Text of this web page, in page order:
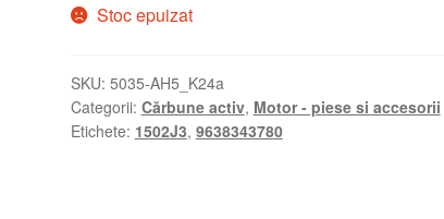
Stoc epuizat
SKU: 5035-AH5_K24a
Categorii: Cărbune activ, Motor - piese si accesorii
Etichete: 1502J3, 9638343780